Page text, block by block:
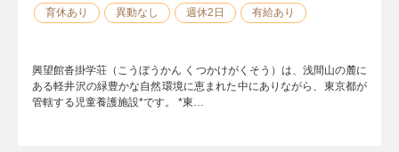
育休あり 異動なし 週休2日 有給あり
興望館沓掛学荘（こうぼうかん くつかけがくそう）は、浅間山の麓に
ある軽井沢の緑豊かな自然環境に恵まれた中にありながら、東京都が
管轄する児童養護施設*です。 *東…